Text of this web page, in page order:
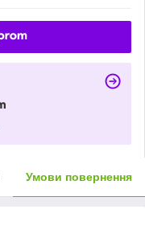
Умови повернення